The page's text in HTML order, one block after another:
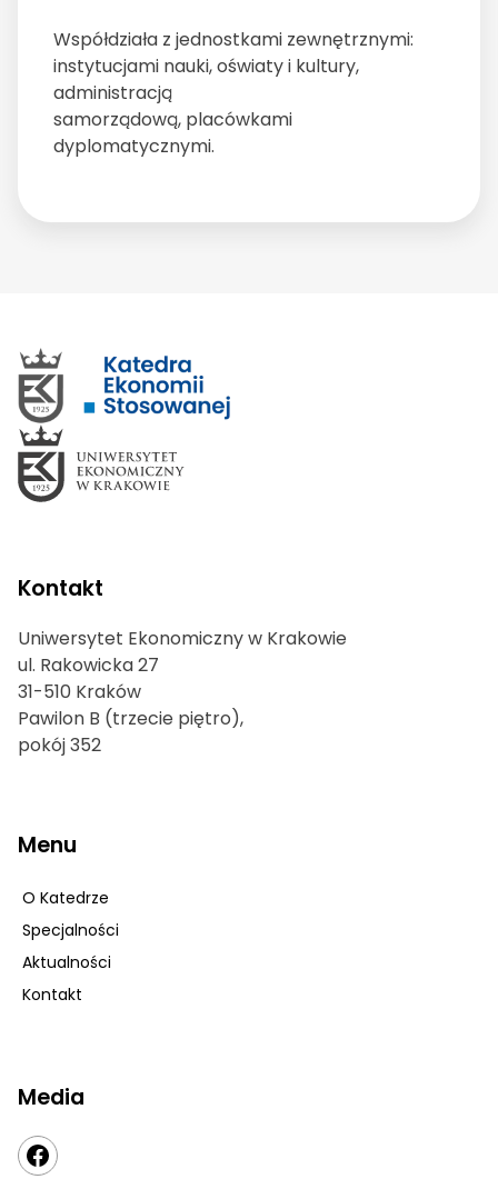
Współdziała z jednostkami zewnętrznymi:
instytucjami nauki, oświaty i kultury,
administracją
samorządową, placówkami
dyplomatycznymi.
Kontakt
Uniwersytet Ekonomiczny w Krakowie
ul. Rakowicka 27
31-510 Kraków
Pawilon B (trzecie piętro),
pokój 352
Menu
O Katedrze
Specjalności
Aktualności
Kontakt
Media